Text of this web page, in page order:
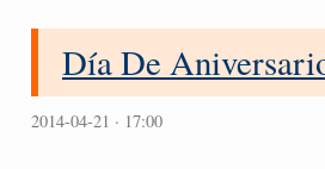
Día De
2014-04-21 · 17:00